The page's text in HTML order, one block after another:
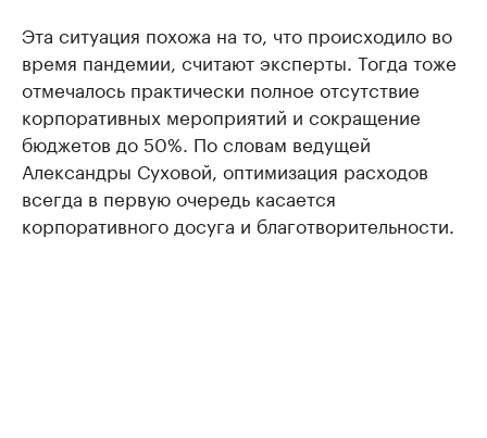
Эта ситуация похожа на то, что происходило во
время пандемии, считают эксперты. Тогда тоже
отмечалось практически полное отсутствие
корпоративных мероприятий и сокращение
бюджетов до 50%. По словам ведущей
Александры Суховой, оптимизация расходов
всегда в первую очередь касается
корпоративного досуга и благотворительности.